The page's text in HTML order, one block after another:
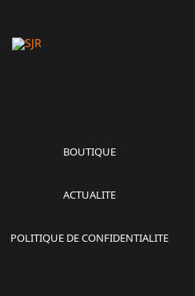
BOUTIQUE
ACTUALITE
POLITIQUE DE CONFIDENTIALITE